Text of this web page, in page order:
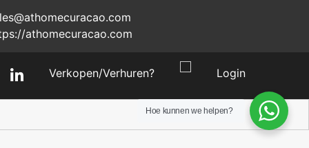
athomecuracao.com
Verkopen/Verhuren? Login
Hoe kunnen we helpen?